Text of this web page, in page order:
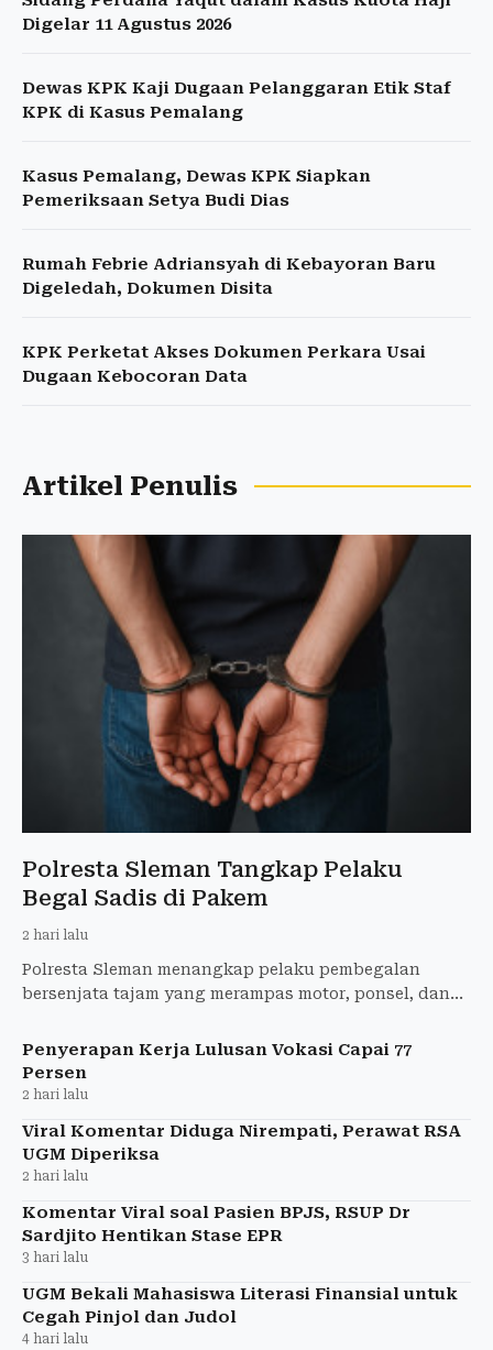
Digelar 11 Agustus 2026
Dewas KPK Kaji Dugaan Pelanggaran Etik Staf
KPK di Kasus Pemalang
Kasus Pemalang, Dewas KPK Siapkan
Pemeriksaan Setya Budi Dias
Rumah Febrie Adriansyah di Kebayoran Baru
Digeledah, Dokumen Disita
KPK Perketat Akses Dokumen Perkara Usai
Dugaan Kebocoran Data
Artikel Penulis
Polresta Sleman Tangkap Pelaku
Begal Sadis di Pakem
2 hari lalu
Polresta Sleman menangkap pelaku pembegalan
bersenjata tajam yang merampas motor, ponsel, dan
menggelar rilis kasus
Penyerapan Kerja Lulusan Vokasi Capai 77
Persen
2 hari lalu
Viral Komentar Diduga Nirempati, Perawat RSA
UGM Diperiksa
2 hari lalu
Komentar Viral soal Pasien BPJS, RSUP Dr
Sardjito Hentikan Stase EPR
3 hari lalu
UGM Bekali Mahasiswa Literasi Finansial untuk
Cegah Pinjol dan Judol
4 hari lalu